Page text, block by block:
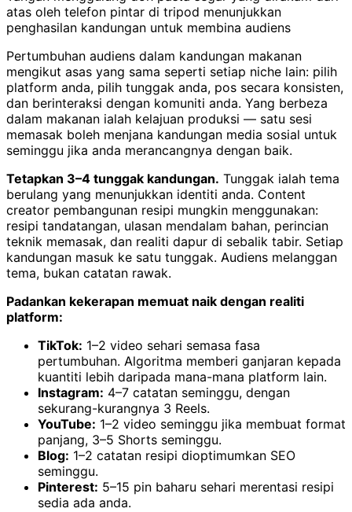
atas oleh telefon pintar di tripod menunjukkan
penghasilan kandungan untuk membina audiens
Pertumbuhan audiens dalam kandungan makanan
mengikut asas yang sama seperti setiap niche lain: pilih
platform anda, pilih tunggak anda, pos secara konsisten,
dan berinteraksi dengan komuniti anda. Yang berbeza
dalam makanan ialah kelajuan produksi — satu sesi
memasak boleh menjana kandungan media sosial untuk
seminggu jika anda merancangnya dengan baik.
Tetapkan 3–4 tunggak kandungan. Tunggak ialah tema
berulang yang menunjukkan identiti anda. Content
creator pembangunan resipi mungkin menggunakan:
resipi tandatangan, ulasan mendalam bahan, perincian
teknik memasak, dan realiti dapur di sebalik tabir. Setiap
kandungan masuk ke satu tunggak. Audiens melanggan
tema, bukan catatan rawak.
Padankan kekerapan memuat naik dengan realiti
platform:
TikTok: 1–2 video sehari semasa fasa
pertumbuhan. Algoritma memberi ganjaran kepada
kuantiti lebih daripada mana-mana platform lain.
Instagram: 4–7 catatan seminggu, dengan
sekurang-kurangnya 3 Reels.
YouTube: 1–2 video seminggu jika membuat format
panjang, 3–5 Shorts seminggu.
Blog: 1–2 catatan resipi dioptimumkan SEO
seminggu.
Pinterest: 5–15 pin baharu sehari merentasi resipi
sedia ada anda.